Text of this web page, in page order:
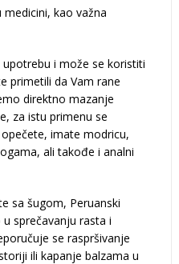
kao važna
i može se koristiti
primetili da Vam rane
direktno mazanje
za istu primenu se
imate modricu,
ali takođe i analni
sa šugom, Peruanski
sprečavanju rasta i
se raspršivanje
ili kapanje balzama u